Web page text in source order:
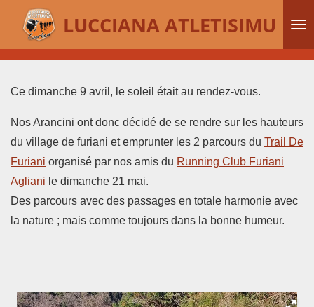
Passer
LUCCIANA ATLETISIMU
Ce dimanche 9 avril, le soleil était au rendez-vous.
Nos Arancini ont donc décidé de se rendre sur les hauteurs
du village de furiani et emprunter les 2 parcours du Trail De
Furiani organisé par nos amis du Running Club Furiani
Agliani le dimanche 21 mai.
Des parcours avec des passages en totale harmonie avec
la nature ; mais comme toujours dans la bonne humeur.